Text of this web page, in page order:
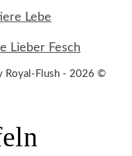
Lebe
Lieber Fesch
Royal-Flush - 2026 ©